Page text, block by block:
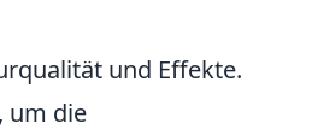
und Effekte.
um die